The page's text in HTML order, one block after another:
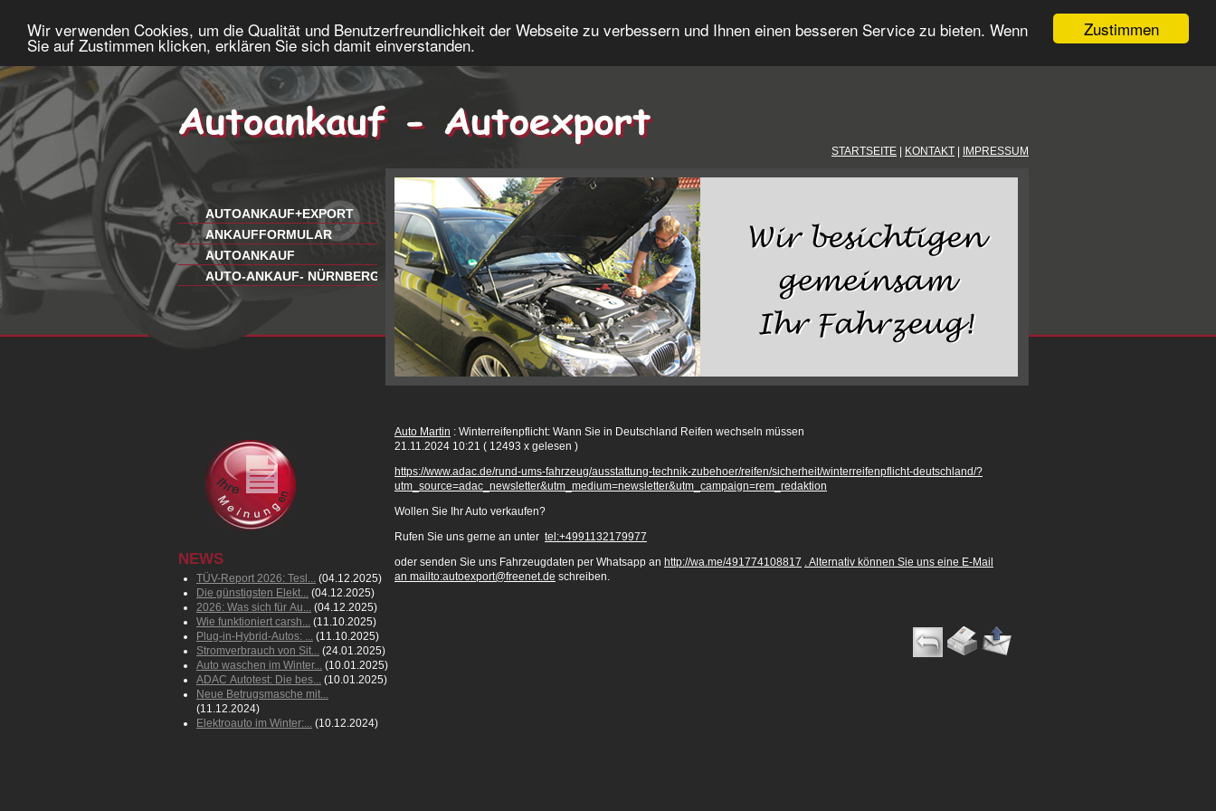
Zustimmen
Wir verwenden Cookies, um die Qualität und Benutzerfreundlichkeit der Webseite zu verbessern und Ihnen einen besseren Service zu bieten. Wenn
Sie auf Zustimmen klicken, erklären Sie sich damit einverstanden.
STARTSEITE KONTAKT IMPRESSUM
AUTOANKAUF+EXPORT
ANKAUFFORMULAR
AUTOANKAUF
AUTO-ANKAUF- NÜRNBERG
NEWS
TÜV-Report 2026: Tesl... (04.12.2025)
Die günstigsten Elekt... (04.12.2025)
2026: Was sich für Au... (04.12.2025)
Wie funktioniert carsh... (11.10.2025)
Plug-in-Hybrid-Autos: ... (11.10.2025)
Stromverbrauch von Sit... (24.01.2025)
Auto waschen im Winter... (10.01.2025)
ADAC Autotest: Die bes... (10.01.2025)
Neue Betrugsmasche mit...
(11.12.2024)
Elektroauto im Winter:... (10.12.2024)
Auto Martin : Winterreifenpflicht: Wann Sie in Deutschland Reifen wechseln müssen
21.11.2024 10:21 ( 12493 x gelesen )
https://www.adac.de/rund-ums-fahrzeug/ausstattung-technik-zubehoer/reifen/sicherheit/winterreifenpflicht-deutschland/?
utm_source=adac_newsletter&utm_medium=newsletter&utm_campaign=rem_redaktion
Wollen Sie Ihr Auto verkaufen?
Rufen Sie uns gerne an unter tel:+4991132179977
oder senden Sie uns Fahrzeugdaten per Whatsapp an http://wa.me/491774108817 . Alternativ können Sie uns eine E-Mail
an mailto:autoexport@freenet.de schreiben.